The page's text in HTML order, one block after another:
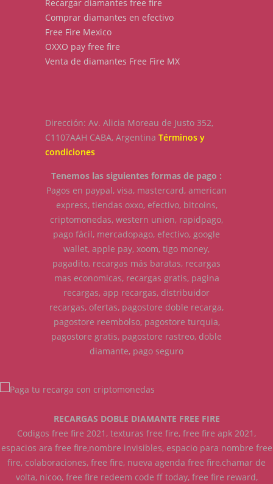
Recargar diamantes free fire
Comprar diamantes en efectivo
Free Fire Mexico
OXXO pay free fire
Venta de diamantes Free Fire MX
Dirección: Av. Alicia Moreau de Justo 352,
C1107AAH CABA, Argentina Términos y
condiciones
Tenemos las siguientes formas de pago :
Pagos en paypal, visa, mastercard, american
express, tiendas oxxo, efectivo, bitcoins,
criptomonedas, western union, rapidpago,
pago fácil, mercadopago, efectivo, google
wallet, apple pay, xoom, tigo money,
pagadito, recargas más baratas, recargas
mas economicas, recargas gratis, pagina
recargas, app recargas, distribuidor
recargas, ofertas, pagostore doble recarga,
pagostore reembolso, pagostore turquia,
pagostore gratis, pagostore rastreo, doble
diamante, pago seguro
RECARGAS DOBLE DIAMANTE FREE FIRE
Codigos free fire 2021, texturas free fire, free fire apk 2021,
espacios ara free fire,nombre invisibles, espacio para nombre free
fire, colaboraciones, free fire, nueva agenda free fire,chamar de
volta, nicoo, free fire redeem code ff today, free fire reward,